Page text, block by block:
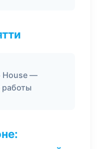
House —
работы